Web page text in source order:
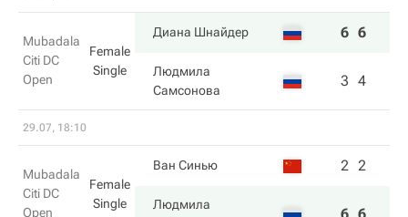
Mubadala
Citi DC
Open
Female
Single
Диана Шнайдер 6 6
Людмила
Самсонова
3 4
29.07, 18:10
Mubadala
Citi DC
Open
Female
Single
Ван Синью 2 2
Людмила